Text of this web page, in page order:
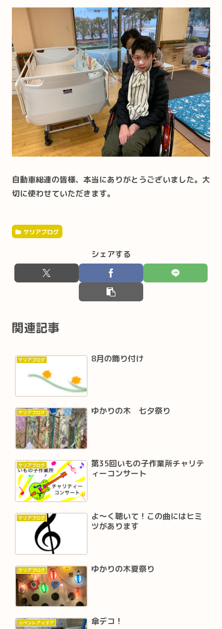
自動車総連の皆様、本当にありがとうございました。大
切に使わせていただきます。
ケリアブログ
シェアする
関連記事
ケリアブログ 8月の飾り付け
ケリアブログ ゆかりの木 七夕祭り
ケリアブログ
第35回いもの子作業所チャリテ
ィーコンサート
ケリアブログ
よ～く聴いて！この曲にはヒミ
ツがあります
ケリアブログ ゆかりの木夏祭り
イベントアイデア 傘デコ！